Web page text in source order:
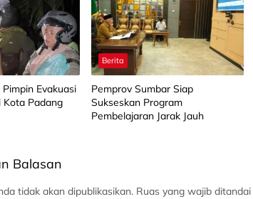
Evakuasi
Kota Padang
Berita
Pemprov Sumbar Siap
Sukseskan Program
Pembelajaran Jarak Jauh
Balasan
tidak akan dipublikasikan. Ruas yang wajib ditandai